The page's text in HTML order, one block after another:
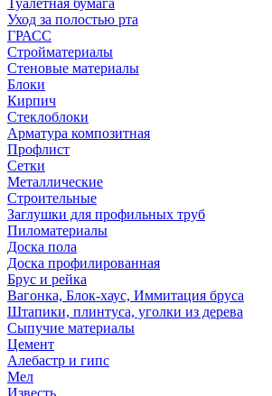
Туалетная бумага
Уход за полостью рта
ГРАСС
Стройматериалы
Стеновые материалы
Блоки
Кирпич
Стеклоблоки
Арматура композитная
Профлист
Сетки
Металлические
Строительные
Заглушки для профильных труб
Пиломатериалы
Доска пола
Доска профилированная
Брус и рейка
Вагонка, Блок-хаус, Иммитация бруса
Штапики, плинтуса, уголки из дерева
Сыпучие материалы
Цемент
Алебастр и гипс
Мел
Известь